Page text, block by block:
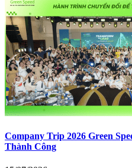
Company Trip 2026 Green
Thành Công